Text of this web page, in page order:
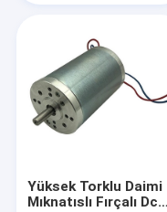
Ürün:% s
Hakkımızda
Fabrika turu
Yüksek Torklu Daimi
Mıknatıslı Fırçalı Dc